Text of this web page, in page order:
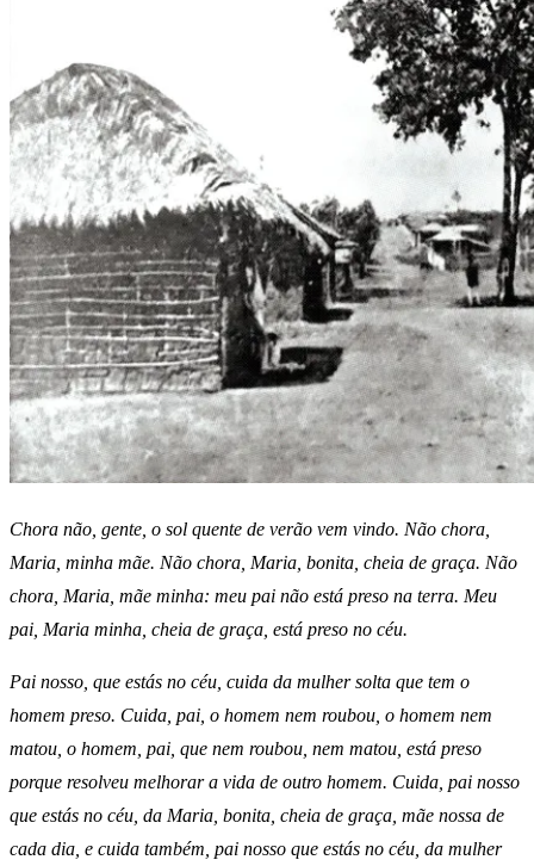
Chora não, gente, o sol quente de verão vem vindo. Não chora,
Maria, minha mãe. Não chora, Maria, bonita, cheia de graça. Não
chora, Maria, mãe minha: meu pai não está preso na terra. Meu
pai, Maria minha, cheia de graça, está preso no céu.
Pai nosso, que estás no céu, cuida da mulher solta que tem o
homem preso. Cuida, pai, o homem nem roubou, o homem nem
matou, o homem, pai, que nem roubou, nem matou, está preso
porque resolveu melhorar a vida de outro homem. Cuida, pai nosso
que estás no céu, da Maria, bonita, cheia de graça, mãe nossa de
cada dia, e cuida também, pai nosso que estás no céu, da mulher